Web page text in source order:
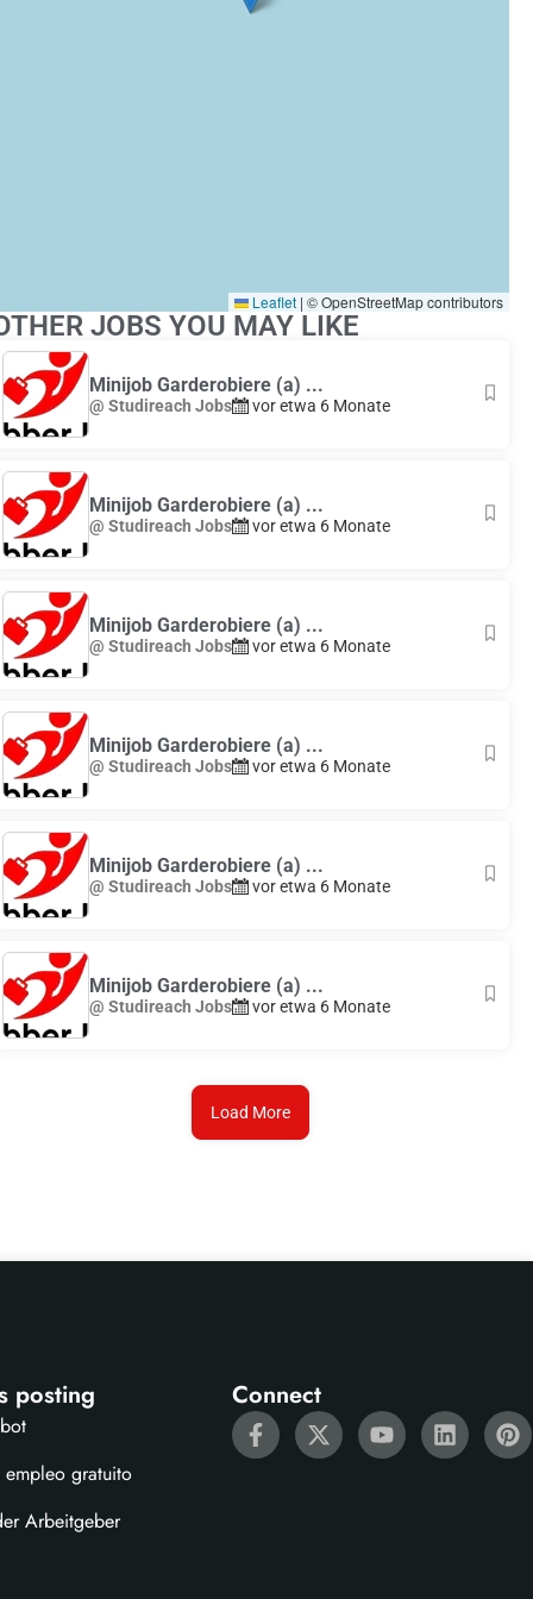
Leaflet | © OpenStreetMap contributors
JOBS YOU MAY LIKE
Minijob Garderobiere (a) ...
@ Studireach Jobs vor etwa 6 Monate
Minijob Garderobiere (a) ...
@ Studireach Jobs vor etwa 6 Monate
Minijob Garderobiere (a) ...
@ Studireach Jobs vor etwa 6 Monate
Minijob Garderobiere (a) ...
@ Studireach Jobs vor etwa 6 Monate
Minijob Garderobiere (a) ...
@ Studireach Jobs vor etwa 6 Monate
Minijob Garderobiere (a) ...
@ Studireach Jobs vor etwa 6 Monate
Load More
posting
gratuito
Arbeitgeber
Connect